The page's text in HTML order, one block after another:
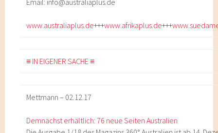
Email: info@australiaplus.de
www.australiaplus.de+++www.afrikaplus.de+++
≡ IN EIGENER SACHE ≡
Mettmann – 02.12.17
Demnächst erhältlich: 76 neue Seiten Australien